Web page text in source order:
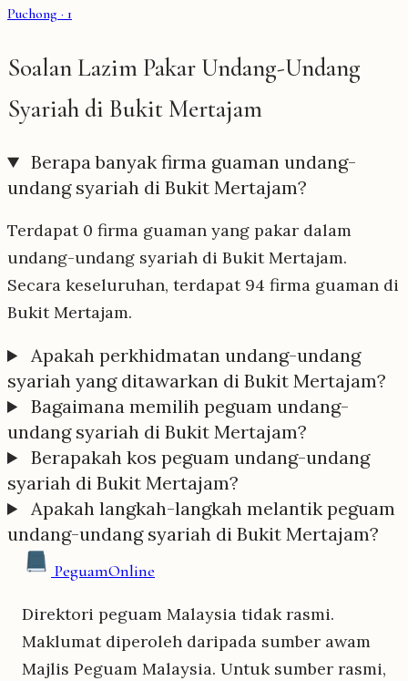
Puchong · 1
Soalan Lazim Pakar Undang-Undang
Syariah di Bukit Mertajam
Berapa banyak firma guaman undang-
undang syariah di Bukit Mertajam?
Terdapat 0 firma guaman yang pakar dalam
undang-undang syariah di Bukit Mertajam.
Secara keseluruhan, terdapat 94 firma guaman di
Bukit Mertajam.
Apakah perkhidmatan undang-undang
syariah yang ditawarkan di Bukit Mertajam?
Bagaimana memilih peguam undang-
undang syariah di Bukit Mertajam?
Berapakah kos peguam undang-undang
syariah di Bukit Mertajam?
Apakah langkah-langkah melantik peguam
undang-undang syariah di Bukit Mertajam?
PeguamOnline
Direktori peguam Malaysia tidak rasmi.
Maklumat diperoleh daripada sumber awam
Majlis Peguam Malaysia. Untuk sumber rasmi,